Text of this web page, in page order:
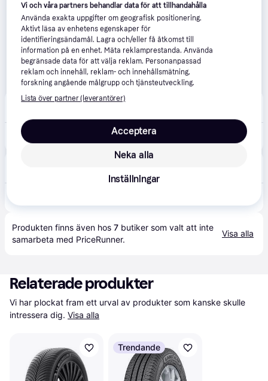
Dack-Online
1 697 kr
Produkten finns även hos 7 butiker som valt att inte
samarbeta med PriceRunner.
Visa alla
Relaterade produkter
Vi har plockat fram ett urval av produkter som kanske skulle
intressera dig. Visa alla
Trendande
Vi och våra partners behandlar data för att tillhandahålla
Använda exakta uppgifter om geografisk positionering.
Aktivt läsa av enhetens egenskaper för
identifieringsändamål. Lagra och/eller få åtkomst till
information på en enhet. Mäta reklamprestanda. Använda
begränsade data för att välja reklam. Personanpassad
reklam och innehåll, reklam- och innehållsmätning,
forskning angående målgrupp och tjänsteutveckling.
Lista över partner (leverantörer)
Neka alla
Acceptera
Inställningar